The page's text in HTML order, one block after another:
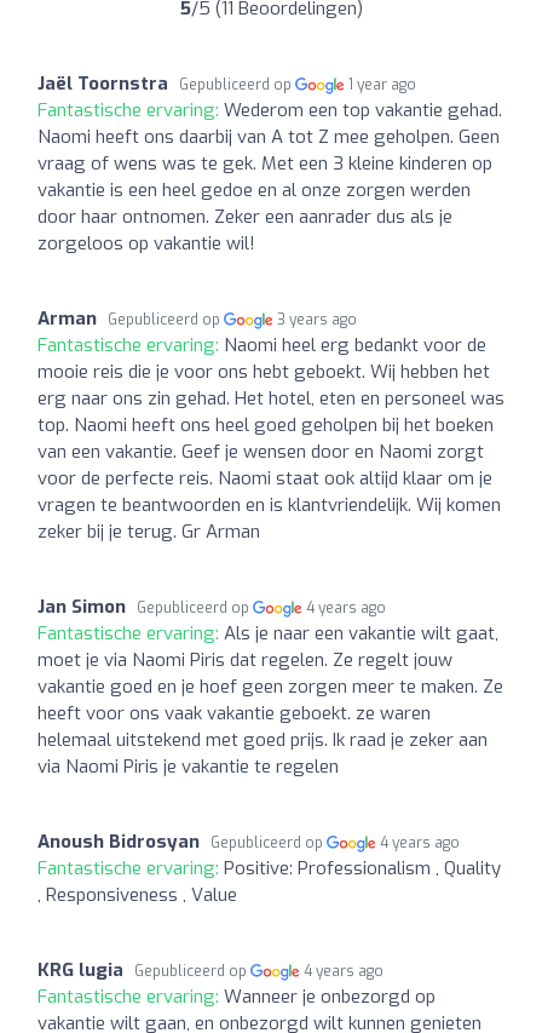
5/5 (11 Beoordelingen)
Jaël Toornstra Gepubliceerd op 1 year ago
Fantastische ervaring: Wederom een top vakantie gehad.
Naomi heeft ons daarbij van A tot Z mee geholpen. Geen
vraag of wens was te gek. Met een 3 kleine kinderen op
vakantie is een heel gedoe en al onze zorgen werden
door haar ontnomen. Zeker een aanrader dus als je
zorgeloos op vakantie wil!
Arman Gepubliceerd op 3 years ago
Fantastische ervaring: Naomi heel erg bedankt voor de
mooie reis die je voor ons hebt geboekt. Wij hebben het
erg naar ons zin gehad. Het hotel, eten en personeel was
top. Naomi heeft ons heel goed geholpen bij het boeken
van een vakantie. Geef je wensen door en Naomi zorgt
voor de perfecte reis. Naomi staat ook altijd klaar om je
vragen te beantwoorden en is klantvriendelijk. Wij komen
zeker bij je terug. Gr Arman
Jan Simon Gepubliceerd op 4 years ago
Fantastische ervaring: Als je naar een vakantie wilt gaat,
moet je via Naomi Piris dat regelen. Ze regelt jouw
vakantie goed en je hoef geen zorgen meer te maken. Ze
heeft voor ons vaak vakantie geboekt. ze waren
helemaal uitstekend met goed prijs. Ik raad je zeker aan
via Naomi Piris je vakantie te regelen
Anoush Bidrosyan Gepubliceerd op 4 years ago
Fantastische ervaring: Positive: Professionalism , Quality
, Responsiveness , Value
KRG lugia Gepubliceerd op 4 years ago
Fantastische ervaring: Wanneer je onbezorgd op
vakantie wilt gaan, en onbezorgd wilt kunnen genieten